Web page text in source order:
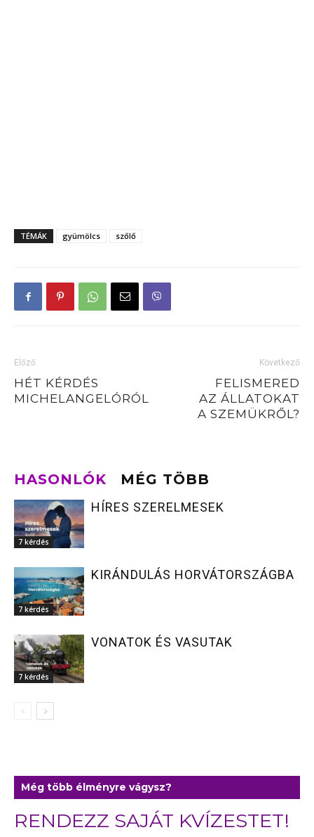
TÉMÁK gyümölcs szőlő
Előző
HÉT KÉRDÉS
MICHELANGELÓRÓL
Következő
FELISMERED
AZ ÁLLATOKAT
A SZEMÜKRŐL?
HASONLÓK MÉG TÖBB
7 kérdés
HÍRES SZERELMESEK
7 kérdés
KIRÁNDULÁS HORVÁTORSZÁGBA
7 kérdés
VONATOK ÉS VASUTAK
Még több élményre vágysz?
RENDEZZ SAJÁT KVÍZESTET!